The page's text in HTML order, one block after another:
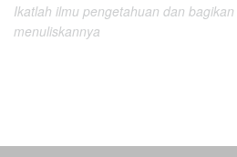
Ikatlah ilmu pengetahuan dan
menuliskannya